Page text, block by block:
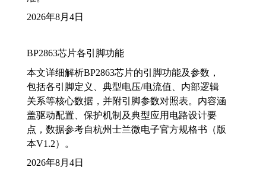
2026年8月4日
BP2863芯片各引脚功能
本文详细解析BP2863芯片的引脚功能及参数，
包括各引脚定义、典型电压/电流值、内部逻辑
关系等核心数据，并附引脚参数对照表。内容涵
盖驱动配置、保护机制及典型应用电路设计要
点，数据参考自杭州士兰微电子官方规格书（版
本V1.2）。
2026年8月4日